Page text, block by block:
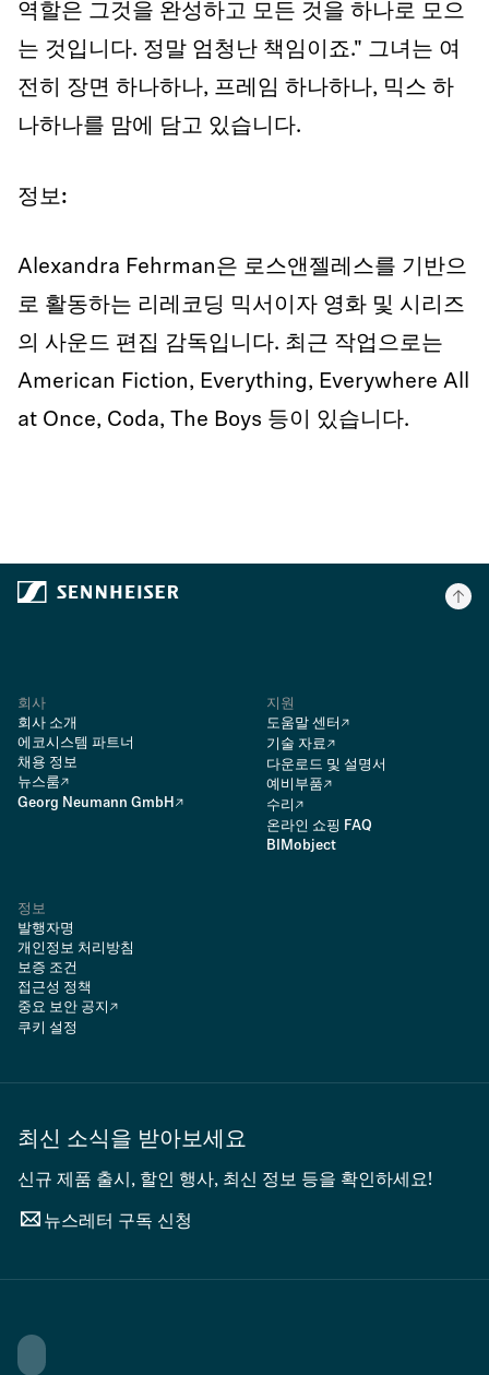
역할은 그것을 완성하고 모든 것을 하나로 모으
는 것입니다. 정말 엄청난 책임이죠." 그녀는 여
전히 장면 하나하나, 프레임 하나하나, 믹스 하
나하나를 맘에 담고 있습니다.
정보:
Alexandra Fehrman은 로스앤젤레스를 기반으
로 활동하는 리레코딩 믹서이자 영화 및 시리즈
의 사운드 편집 감독입니다. 최근 작업으로는
American Fiction, Everything, Everywhere All
at Once, Coda, The Boys 등이 있습니다.
회사
회사 소개
에코시스템 파트너
채용 정보
뉴스룸
Georg Neumann GmbH
지원
도움말 센터
기술 자료
다운로드 및 설명서
예비부품
수리
온라인 쇼핑 FAQ
BIMobject
정보
발행자명
개인정보 처리방침
보증 조건
접근성 정책
중요 보안 공지
쿠키 설정
최신 소식을 받아보세요
신규 제품 출시, 할인 행사, 최신 정보 등을 확인하세요!
뉴스레터 구독 신청